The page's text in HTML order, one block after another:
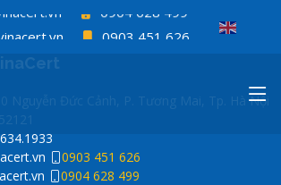
0903 451 626
Nguyễn Đức Cảnh, P. Tương Mai, Tp. Hà Nội
0903 451 626
0904 628 499